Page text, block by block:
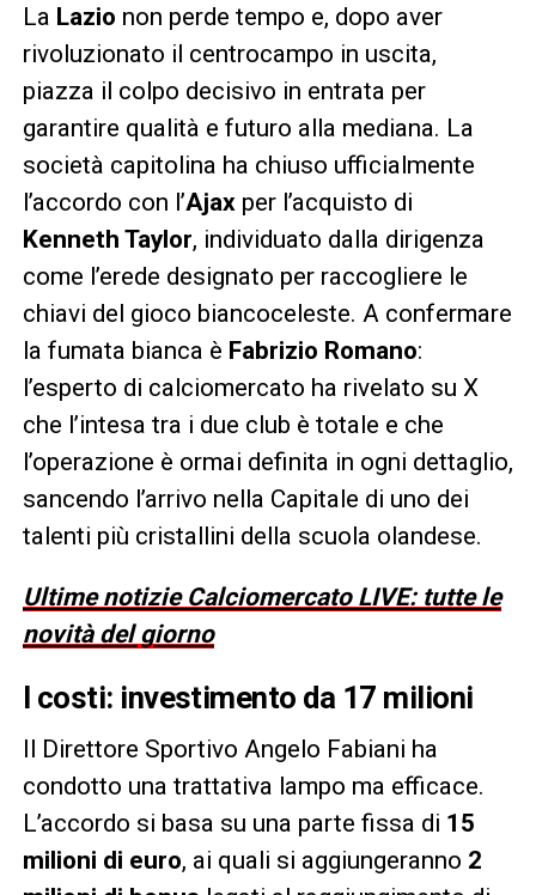
La Lazio non perde tempo e, dopo aver
rivoluzionato il centrocampo in uscita,
piazza il colpo decisivo in entrata per
garantire qualità e futuro alla mediana. La
società capitolina ha chiuso ufficialmente
l’accordo con l’Ajax per l’acquisto di
Kenneth Taylor, individuato dalla dirigenza
come l’erede designato per raccogliere le
chiavi del gioco biancoceleste. A confermare
la fumata bianca è Fabrizio Romano:
l’esperto di calciomercato ha rivelato su X
che l’intesa tra i due club è totale e che
l’operazione è ormai definita in ogni dettaglio,
sancendo l’arrivo nella Capitale di uno dei
talenti più cristallini della scuola olandese.
Ultime notizie Calciomercato LIVE: tutte le
novità del giorno
I costi: investimento da 17 milioni
Il Direttore Sportivo Angelo Fabiani ha
condotto una trattativa lampo ma efficace.
L’accordo si basa su una parte fissa di 15
milioni di euro, ai quali si aggiungeranno 2